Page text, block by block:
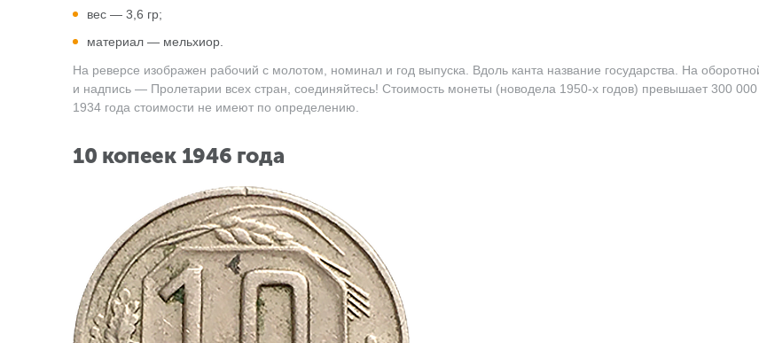
вес — 3,6 гр;
материал — мельхиор.
На реверсе изображен рабочий с молотом, номинал и год выпуска. Вдоль канта название государства. На
и надпись — Пролетарии всех стран, соединяйтесь! Стоимость монеты (новодела 1950-х годов) превышает 300
1934 года стоимости не имеют по определению.
10 копеек 1946 года